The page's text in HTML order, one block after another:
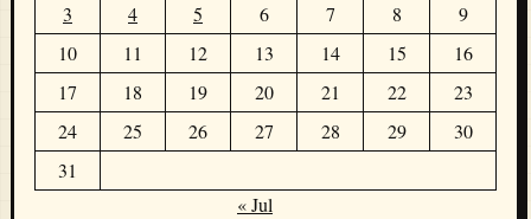
3
4 5 6 7 8
9
10
11 12 13 14 15
16
17
18 19 20 21 22
23
24
25 26 27 28 29
30
31
« Jul